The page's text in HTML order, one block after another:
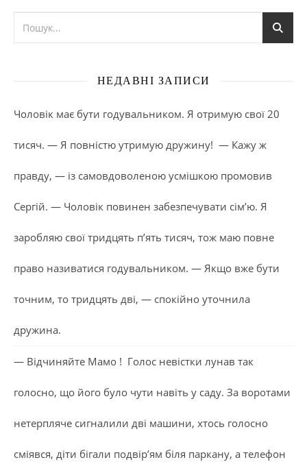
НЕДАВНІ ЗАПИСИ
Чоловік має бути годувальником. Я отримую свої 20
тисяч. — Я повністю утримую дружину! — Кажу ж
правду, — із самовдоволеною усмішкою промовив
Сергій. — Чоловік повинен забезпечувати сім’ю. Я
заробляю свої тридцять п’ять тисяч, тож маю повне
право називатися годувальником. — Якщо вже бути
точним, то тридцять дві, — спокійно уточнила
дружина.
— Відчиняйте Мамо ! Голос невістки лунав так
голосно, що його було чути навіть у саду. За воротами
нетерпляче сигналили дві машини, хтось голосно
сміявся, діти бігали подвір’ям біля паркану, а телефон